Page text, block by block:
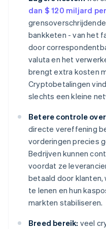
dan $ 120 miljard
bankketen - van het
door
valuta en het
brengt extra kosten
Cryptobetalingen
slechts een kleine
Betere controle
directe vereffening
vorderingen precies
Bedrijven kunnen
voordat ze
betaald door klanten,
te lenen en hun
markten stabiliseren.
Breed bereik: veel